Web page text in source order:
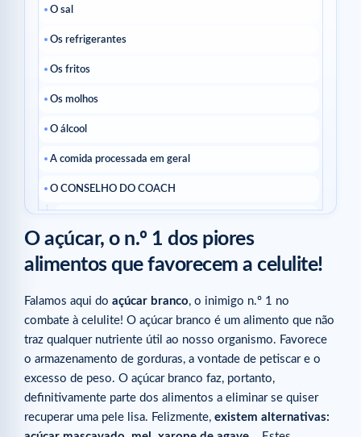
O sal
Os refrigerantes
Os fritos
Os molhos
O álcool
A comida processada em geral
O CONSELHO DO COACH
Artigos relacionados
O açúcar, o n.º 1 dos piores
alimentos que favorecem a celulite!
Falamos aqui do açúcar branco, o inimigo n.º 1 no
combate à celulite! O açúcar branco é um alimento que não
traz qualquer nutriente útil ao nosso organismo. Favorece
o armazenamento de gorduras, a vontade de petiscar e o
excesso de peso. O açúcar branco faz, portanto,
definitivamente parte dos alimentos a eliminar se quiser
recuperar uma pele lisa. Felizmente, existem alternativas: